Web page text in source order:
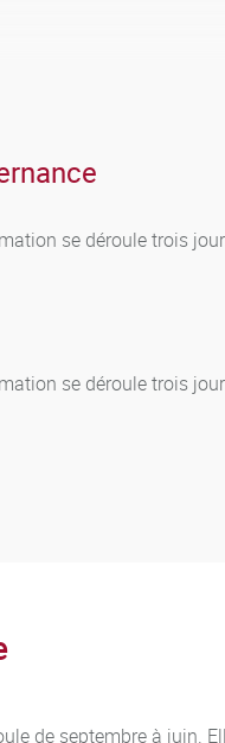
se déroule trois
se déroule trois
de septembre à juin.